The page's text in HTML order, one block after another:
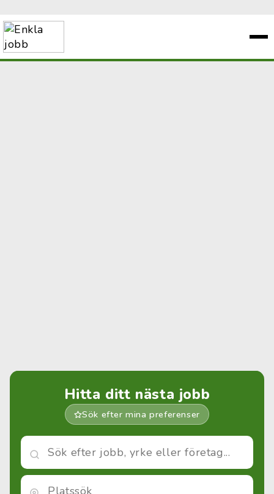
Hitta ditt nästa jobb
Sök efter mina preferenser